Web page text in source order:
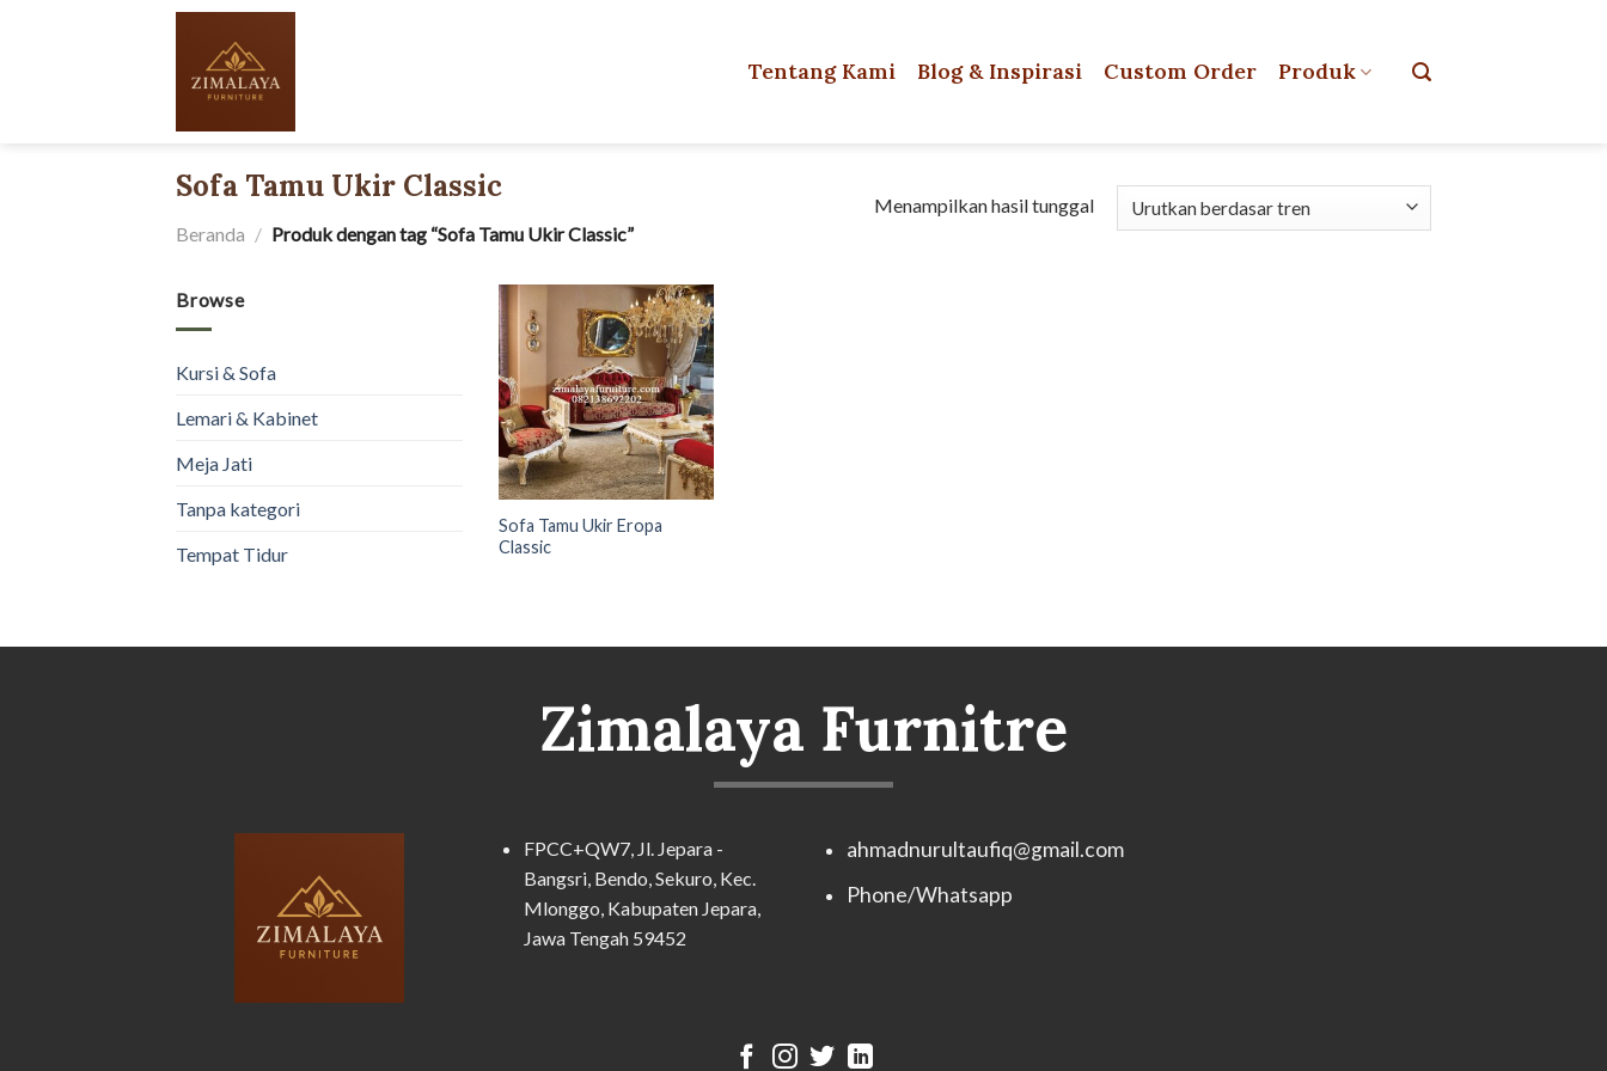
Tentang Kami Blog & Inspirasi Custom Order Produk
Sofa Tamu Ukir Classic
Beranda / Produk dengan tag “Sofa Tamu Ukir Classic”
Menampilkan hasil tunggal
Browse
Kursi & Sofa
Lemari & Kabinet
Meja Jati
Tanpa kategori
Tempat Tidur
Sofa Tamu Ukir Eropa
Classic
Zimalaya Furnitre
FPCC+QW7, Jl. Jepara -
Bangsri, Bendo, Sekuro, Kec.
Mlonggo, Kabupaten Jepara,
Jawa Tengah 59452
ahmadnurultaufiq@gmail.com
Phone/Whatsapp